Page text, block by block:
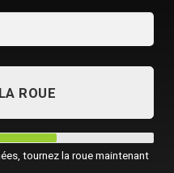
ROUE
tournez la roue maintenant